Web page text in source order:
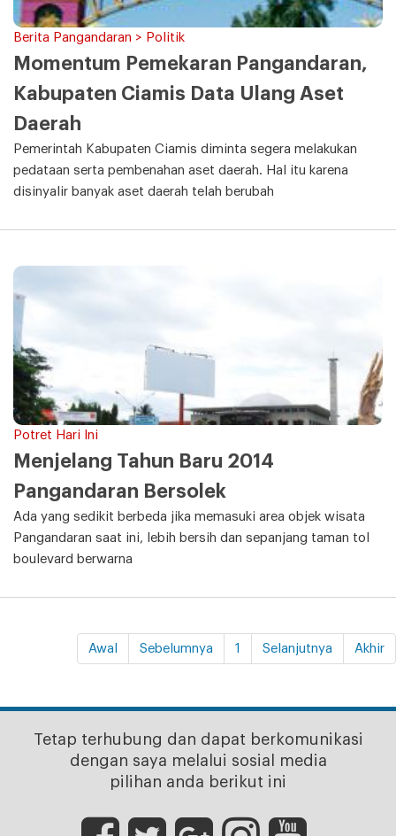
Berita Pangandaran > Politik
Momentum Pemekaran Pangandaran,
Kabupaten Ciamis Data Ulang Aset
Daerah
Pemerintah Kabupaten Ciamis diminta segera melakukan
pedataan serta pembenahan aset daerah. Hal itu karena
disinyalir banyak aset daerah telah berubah
Potret Hari Ini
Menjelang Tahun Baru 2014
Pangandaran Bersolek
Ada yang sedikit berbeda jika memasuki area objek wisata
Pangandaran saat ini, lebih bersih dan sepanjang taman tol
boulevard berwarna
Awal Sebelumnya 1 Selanjutnya Akhir
Tetap terhubung dan dapat berkomunikasi
dengan saya melalui sosial media
pilihan anda berikut ini